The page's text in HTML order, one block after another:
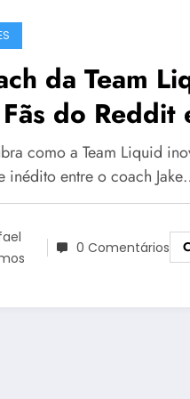
da Team
do Reddit
LoL
como a Team Liquid
inédito entre o coach
0 Comentários